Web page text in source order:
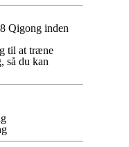
Qigong inden
til at træne
så du kan